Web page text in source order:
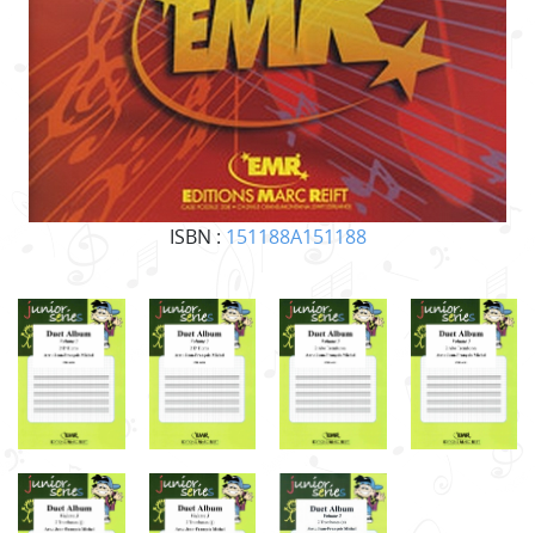
ISBN : 151188A151188